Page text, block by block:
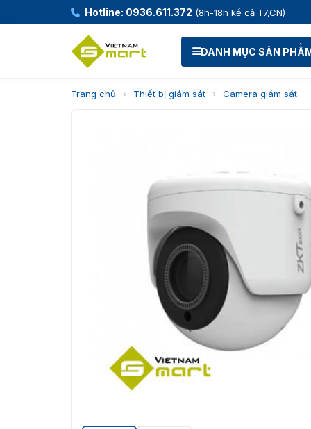
Hotline: 0936.611.372 (8h-18h kể cả T7,CN)
DANH MỤC SẢN
Trang chủ › Thiết bị giám sát › Camera giám sát